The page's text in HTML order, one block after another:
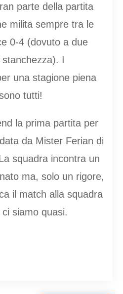
parte della partita
milita sempre tra le
0-4 (dovuto a due
I
una stagione piena
tutti!
la prima partita per
da Mister Ferian di
squadra incontra un
ma, solo un rigore,
il match alla squadra
siamo quasi.